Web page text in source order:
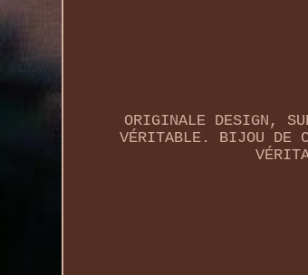
ORIGINALE DESIGN,
VÉRITABLE. BIJOU DE